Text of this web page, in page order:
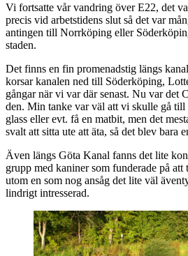
Vi fortsatte vår vandring över E22, det
precis vid arbetstidens slut så det var
antingen till Norrköping eller
staden.
Det finns en fin promenadstig längs
korsar kanalen ned till Söderköping,
gångar när vi var där senast. Nu var det
den. Min tanke var väl att vi skulle gå
glass eller evt. få en matbit, men det
svalt att sitta ute att äta, så det blev bara
Även längs Göta Kanal fanns det lite
grupp med kaniner som funderade på att
utom en som nog ansåg det lite väl
lindrigt intresserad.